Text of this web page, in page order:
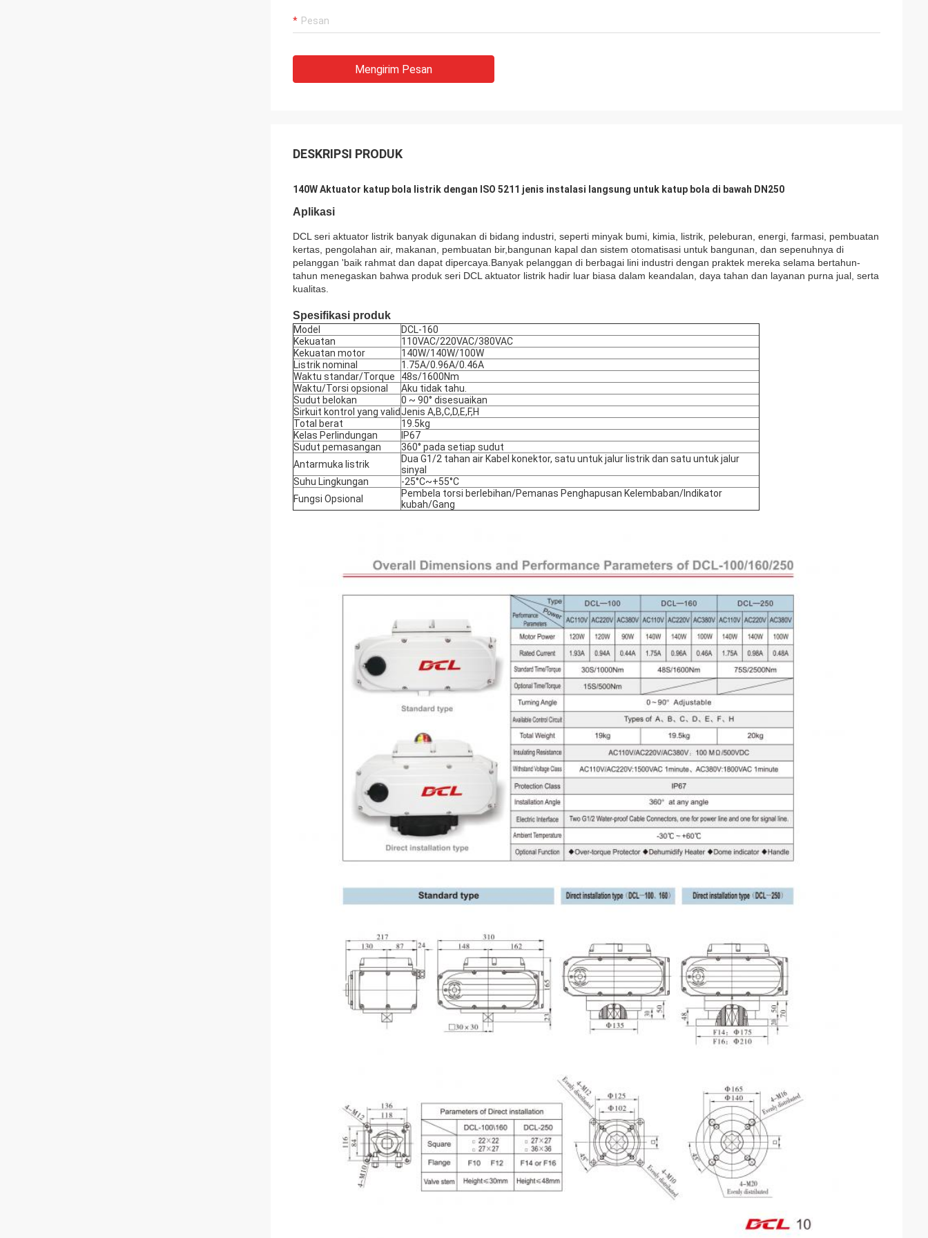
Mengirim Pesan
DESKRIPSI PRODUK
140W Aktuator katup bola listrik dengan ISO 5211 jenis instalasi langsung untuk katup bola di bawah DN250
Aplikasi
DCL seri aktuator listrik banyak digunakan di bidang industri, seperti minyak bumi, kimia, listrik, peleburan, energi, farmasi, pembuatan
kertas, pengolahan air, makanan, pembuatan bir,bangunan kapal dan sistem otomatisasi untuk bangunan, dan sepenuhnya di
pelanggan 'baik rahmat dan dapat dipercaya.Banyak pelanggan di berbagai lini industri dengan praktek mereka selama bertahun-
tahun menegaskan bahwa produk seri DCL aktuator listrik hadir luar biasa dalam keandalan, daya tahan dan layanan purna jual, serta
kualitas.
Spesifikasi produk
Model
DCL-160
Kekuatan
110VAC/220VAC/380VAC
Kekuatan motor
140W/140W/100W
Listrik nominal
1.75A/0.96A/0.46A
Waktu standar/Torque
48s/1600Nm
Waktu/Torsi opsional
Aku tidak tahu.
Sudut belokan
0 ~ 90° disesuaikan
Sirkuit kontrol yang validJenis A,B,C,D,E,F,H
Total berat
19.5kg
Kelas Perlindungan
IP67
Sudut pemasangan
360° pada setiap sudut
Antarmuka listrik
Dua G1/2 tahan air Kabel konektor, satu untuk jalur listrik dan satu untuk jalur
sinyal
Suhu Lingkungan
-25°C~+55°C
Fungsi Opsional
Pembela torsi berlebihan/Pemanas Penghapusan Kelembaban/Indikator
kubah/Gang